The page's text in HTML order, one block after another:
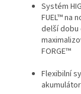
Systém
FUEL™na
delší dobu
FORGE™
Flexibilní